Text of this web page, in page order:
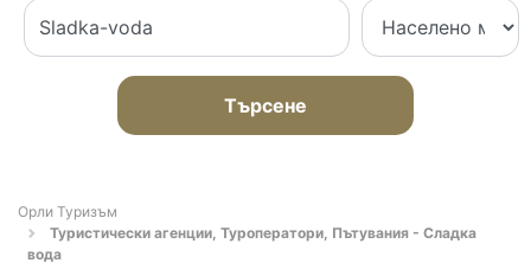
Търсене
Орли Туризъм
Туристически агенции, Туроператори, Пътувания - Сладка
вода